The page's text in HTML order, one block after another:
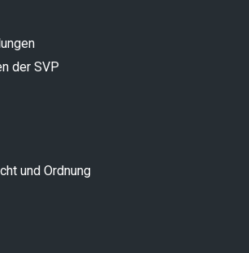
der SVP
und Ordnung